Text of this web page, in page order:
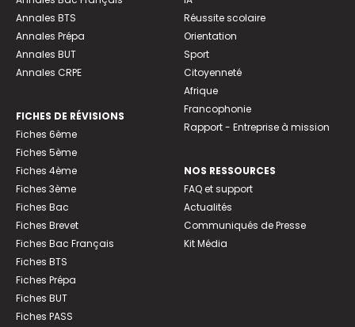
Annales BTS
Annales Prépa
Annales BUT
Annales CRPE
FICHES DE RÉVISIONS
Fiches 6ème
Fiches 5ème
Fiches 4ème
Fiches 3ème
Fiches Bac
Fiches Brevet
Fiches Bac Français
Fiches BTS
Fiches Prépa
Fiches BUT
Fiches PASS
Réussite scolaire
Orientation
Sport
Citoyenneté
Afrique
Francophonie
Rapport - Entreprise à mission
NOS RESSOURCES
FAQ et support
Actualités
Communiqués de Presse
Kit Média